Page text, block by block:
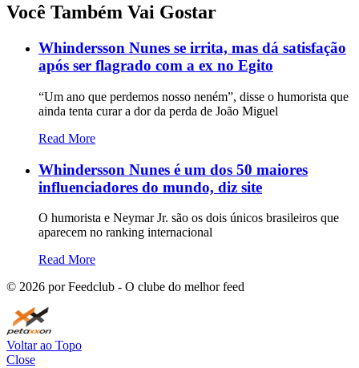
Você Também Vai Gostar
Whindersson Nunes se irrita, mas dá satisfação
após ser flagrado com a ex no Egito
“Um ano que perdemos nosso neném”, disse o humorista que
ainda tenta curar a dor da perda de João Miguel
Read More
Whindersson Nunes é um dos 50 maiores
influenciadores do mundo, diz site
O humorista e Neymar Jr. são os dois únicos brasileiros que
aparecem no ranking internacional
Read More
© 2026 por Feedclub - O clube do melhor feed
Voltar ao Topo
Close